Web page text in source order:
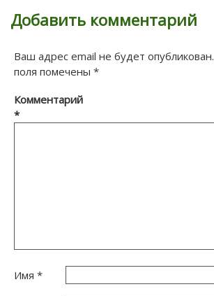
Добавить комментарий
Ваш адрес email не будет опубликован.
поля помечены *
Комментарий
*
Имя *